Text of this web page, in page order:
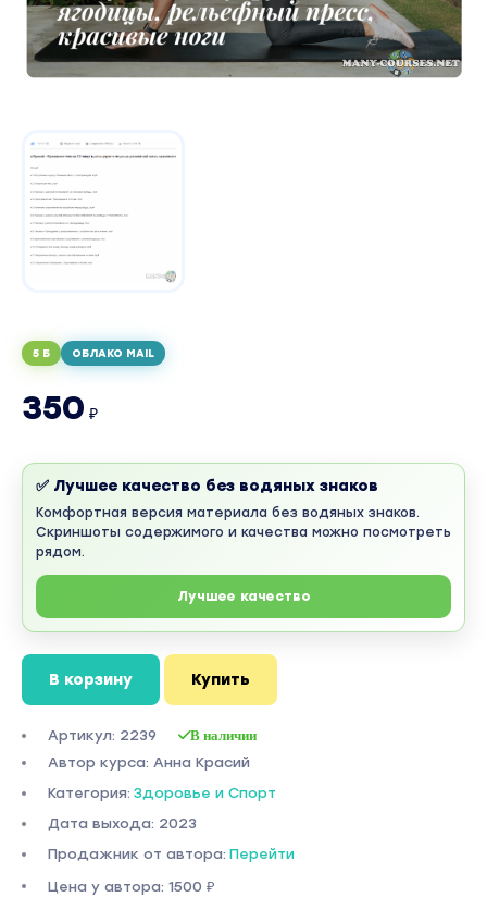
5 Б ОБЛАКО MAIL
350 ₽
✅ Лучшее качество без водяных знаков
Комфортная версия материала без водяных знаков.
Скриншоты содержимого и качества можно посмотреть
рядом.
Лучшее качество
В корзину Купить
Артикул: 2239 В наличии
Автор курса: Анна Красий
Категория: Здоровье и Спорт
Дата выхода: 2023
Продажник от автора: Перейти
Цена у автора: 1500 ₽